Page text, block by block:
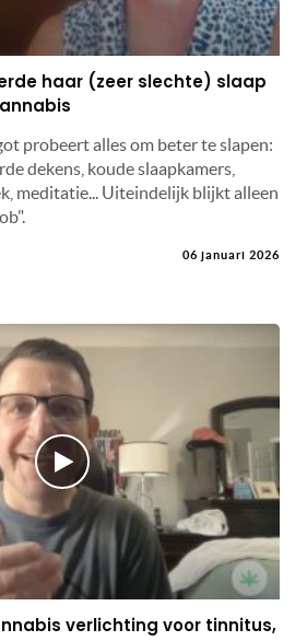
haar (zeer slechte) slaap
probeert alles om beter te slapen:
dekens, koude slaapkamers,
meditatie... Uiteindelijk blijkt alleen
06 januari 2026
verlichting voor tinnitus,